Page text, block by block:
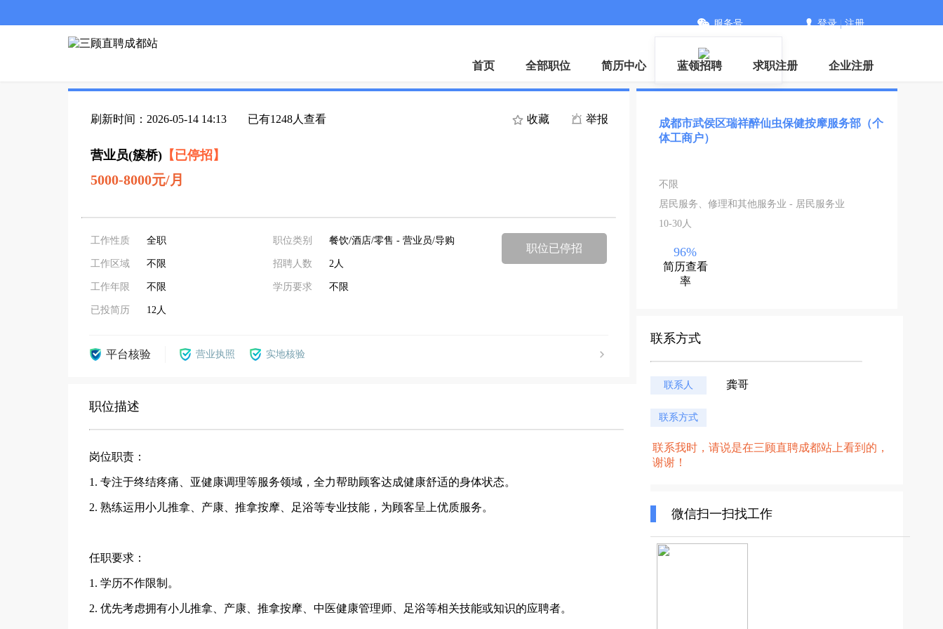
服务号 登录|注册
首页 全部职位 简历中心 蓝领招聘 求职注册 企业注册
刷新时间：2026-05-14 14:13 已有1248人查看 收藏 举报
营业员(簇桥) 【已停招】
5000-8000元/月
工作性质 全职
工作区域 不限
工作年限 不限
已投简历 12人
职位类别 餐饮/酒店/零售 - 营业员/导购
招聘人数 2人
学历要求 不限
职位已停招
平台核验 营业执照 实地核验
职位描述
岗位职责：
1. 专注于终结疼痛、亚健康调理等服务领域，全力帮助顾客达成健康舒适的身体状态。
2. 熟练运用小儿推拿、产康、推拿按摩、足浴等专业技能，为顾客呈上优质服务。
任职要求：
1. 学历不作限制。
2. 优先考虑拥有小儿推拿、产康、推拿按摩、中医健康管理师、足浴等相关技能或知识的应聘者。
成都市武侯区瑞祥醉仙虫保健按摩服务部（个
体工商户）
不限
居民服务、修理和其他服务业 - 居民服务业
10-30人
96%
简历查看
率
联系方式
联系人 龚哥
联系方式
联系我时，请说是在三顾直聘成都站上看到的，
谢谢！
微信扫一扫找工作